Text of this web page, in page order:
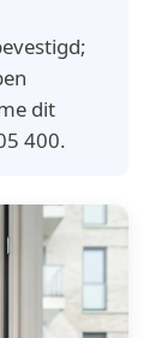
dit
400.